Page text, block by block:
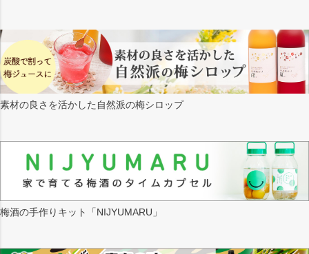
素材の良さを活かした自然派の梅シロップ
梅酒の手作りキット「NIJYUMARU」